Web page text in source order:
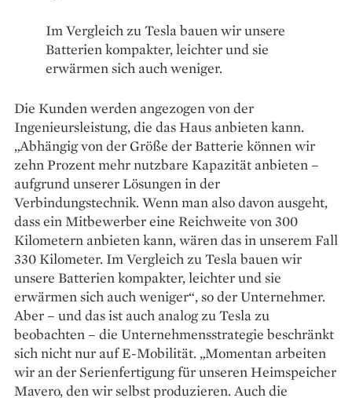
Im Vergleich zu Tesla bauen wir unsere
Batterien kompakter, leichter und sie
erwärmen sich auch weniger.
Die Kunden werden angezogen von der
Ingenieursleistung, die das Haus anbieten kann.
„Abhängig von der Größe der Batterie können wir
zehn Prozent mehr nutzbare Kapazität anbieten –
aufgrund unserer Lösungen in der
Verbindungstechnik. Wenn man also davon ausgeht,
dass ein Mitbewerber eine Reichweite von 300
Kilometern anbieten kann, wären das in unserem Fall
330 Kilometer. Im Vergleich zu Tesla bauen wir
unsere Batterien kompakter, leichter und sie
erwärmen sich auch weniger“, so der Unternehmer.
Aber – und das ist auch analog zu Tesla zu
beobachten – die Unternehmensstrategie beschränkt
sich nicht nur auf E-Mobilität. „Momentan arbeiten
wir an der Serienfertigung für unseren Heimspeicher
Mavero, den wir selbst produzieren. Auch die